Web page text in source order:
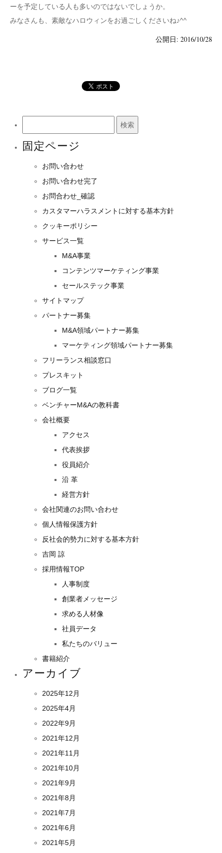
ーを予定している人も多いのではないでしょうか。
みなさんも、素敵なハロウィンをお過ごしくださいね♪^^
公開日: 2016/10/28
固定ページ
お問い合わせ
お問い合わせ完了
お問合わせ_確認
カスタマーハラスメントに対する基本方針
クッキーポリシー
サービス一覧
M&A事業
コンテンツマーケティング事業
セールステック事業
サイトマップ
パートナー募集
M&A領域パートナー募集
マーケティング領域パートナー募集
フリーランス相談窓口
プレスキット
ブログ一覧
ベンチャーM&Aの教科書
会社概要
アクセス
代表挨拶
役員紹介
沿 革
経営方針
会社関連のお問い合わせ
個人情報保護方針
反社会的勢力に対する基本方針
吉岡 諒
採用情報TOP
人事制度
創業者メッセージ
求める人材像
社員データ
私たちのバリュー
書籍紹介
アーカイブ
2025年12月
2025年4月
2022年9月
2021年12月
2021年11月
2021年10月
2021年9月
2021年8月
2021年7月
2021年6月
2021年5月